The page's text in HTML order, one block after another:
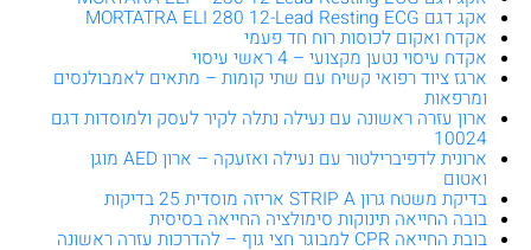
אקג דגם MORTATRA ELI 280 12-Lead Resting ECG
אקדח ואקום לכוסות רוח חד פעמי
אקדח עיסוי נטען מקצועי – 4 ראשי עיסוי
ארגז ציוד רפואי קשיח עם שתי קומות – מתאים לאמבולנסים
ומרפאות
ארון עזרה ראשונה עם נעילה נתלה לקיר לעסק ולמוסדות דגם
10024
ארונית לדפיברילטור עם נעילה ואזעקה – ארון AED מוגן
ואטום
בדיקת משטח גרון STRIP A אריזה מוסדית 25 בדיקות
בובה החייאה תינוקות סימולציה החייאה בסיסית
בובת החייאה CPR למבוגר חצי גוף – להדרכות עזרה ראשונה